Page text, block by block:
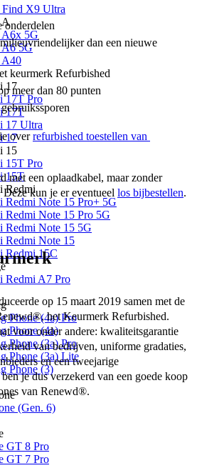
Find X9 Ultra
A
A6x 5G
A6 5G
A40
17
17T Pro
17T
17 Ultra
17
15
15T Pro
15T
Redmi
Redmi Note 15 Pro+ 5G
Redmi Note 15 Pro 5G
Redmi Note 15 5G
Redmi Note 15
Redmi 15C
Redmi A7 Pro
Phone (4a) Pro
Phone (4a)
Phone (3a) Pro
Phone (3a) Lite
Phone (3)
(Gen. 6)
GT 8 Pro
GT 7 Pro
onderdelen
dan een nieuwe
keurmerk Refurbished
meer dan 80 punten
over refurbished toestellen van
met een oplaadkabel, maar zonder
kun je er eventueel los bijbestellen.
op 15 maart 2019 samen met de
het Keurmerk Refurbished.
voor onder andere: kwaliteitsgarantie
van bedrijven, uniforme gradaties,
en een tweejarige
je dus verzekerd van een goede koop
van Renewd®.